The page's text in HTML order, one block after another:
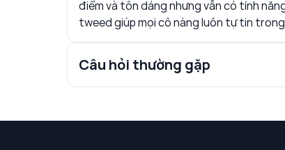
điểm và tôn dáng nhưng vẫn có tính
tweed giúp mọi cô nàng luôn tự tin
Câu hỏi thường gặp